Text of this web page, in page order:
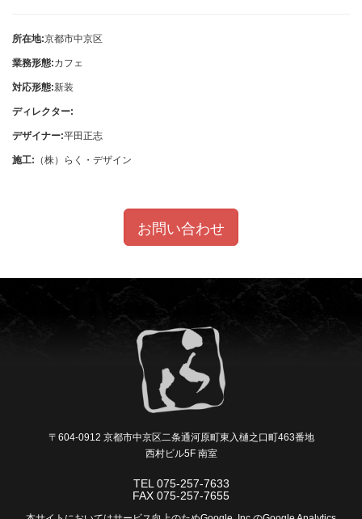
所在地:京都市中京区
業務形態:カフェ
対応形態:新装
ディレクター:
デザイナー:平田正志
施工: （株）らく・デザイン
お問い合わせ
〒604-0912 京都市中京区二条通河原町東入樋之口町463番地
西村ビル5F 南室
TEL 075-257-7633
FAX 075-257-7655